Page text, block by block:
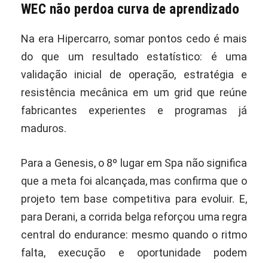
WEC não perdoa curva de aprendizado
Na era Hipercarro, somar pontos cedo é mais
do que um resultado estatístico: é uma
validação inicial de operação, estratégia e
resistência mecânica em um grid que reúne
fabricantes experientes e programas já
maduros.
Para a Genesis, o 8º lugar em Spa não significa
que a meta foi alcançada, mas confirma que o
projeto tem base competitiva para evoluir. E,
para Derani, a corrida belga reforçou uma regra
central do endurance: mesmo quando o ritmo
falta, execução e oportunidade podem